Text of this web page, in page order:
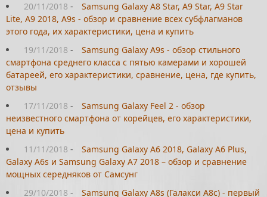
20/11/2018 -
Samsung Galaxy A8 Star, A9 Star, A9 Star
Lite, A9 2018, A9s - обзор и сравнение всех субфлагманов
этого года, их характеристики, цена и купить
19/11/2018 -
Samsung Galaxy A9s - обзор стильного
смартфона среднего класса с пятью камерами и хорошей
батареей, его характеристики, сравнение, цена, где купить,
отзывы
17/11/2018 -
Samsung Galaxy Feel 2 - обзор
неизвестного смартфона от корейцев, его характеристики,
цена и купить
11/11/2018 -
Samsung Galaxy A6 2018, Galaxy A6 Plus,
Galaxy A6s и Samsung Galaxy A7 2018 – обзор и сравнение
мощных середняков от Самсунг
29/10/2018 - Samsung Galaxy A8s (Галакси А8с) - первый